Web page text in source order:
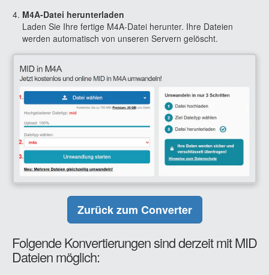
M4A-Datei herunterladen
Laden Sie Ihre fertige M4A-Datei herunter. Ihre Dateien
werden automatisch von unseren Servern gelöscht.
Zurück zum Converter
Folgende Konvertierungen sind derzeit mit MID
Dateien möglich: